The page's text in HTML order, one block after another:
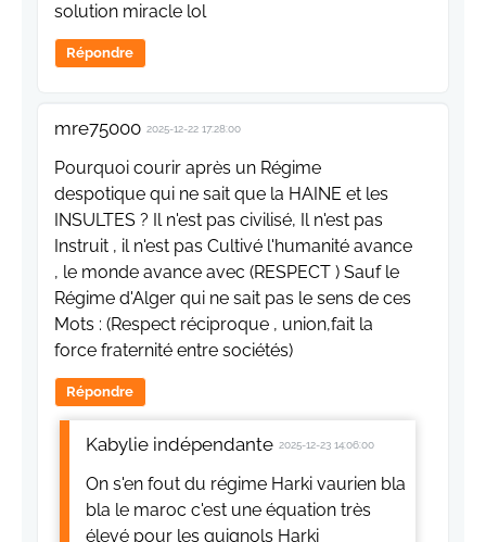
solution miracle lol
Répondre
mre75000 2025-12-22 17:28:00
Pourquoi courir après un Régime
despotique qui ne sait que la HAINE et les
INSULTES ? Il n'est pas civilisé, Il n'est pas
Instruit , il n'est pas Cultivé l'humanité avance
, le monde avance avec (RESPECT ) Sauf le
Régime d'Alger qui ne sait pas le sens de ces
Mots : (Respect réciproque , union,fait la
force fraternité entre sociétés)
Répondre
Kabylie indépendante 2025-12-23 14:06:00
On s'en fout du régime Harki vaurien bla
bla le maroc c'est une équation très
élevé pour les guignols Harki